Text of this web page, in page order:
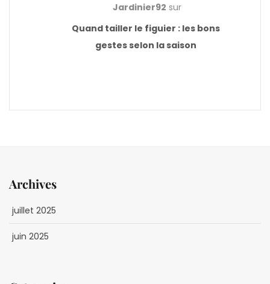
Jardinier92 sur
Quand tailler le figuier : les bons
gestes selon la saison
Archives
juillet 2025
juin 2025